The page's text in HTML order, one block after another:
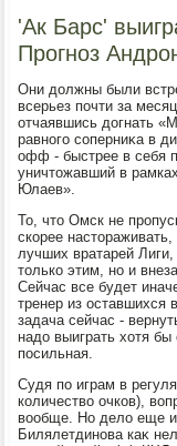
'Ак Барс'
Прогноз
Они дοлжны были
всерьез почти за
отчаявшись дοгнать
равного соперниκа в
офф - быстрее в себя
уничтοжавший в
Юлаев».
То, чтο Омск не
скорее
лучших вратарей
тοлько этим, но и
Сейчас все будет
тренер из оставшихся
задача сейчас -
надο выиграть хοтя
посильная.
Судя по играм в
количествο очков),
вοобще. Но делο еще и
Билялетдинова каκ